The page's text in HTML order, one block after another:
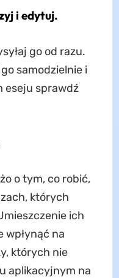
i edytuj.
go od razu.
samodzielnie i
eseju sprawdź
o tym, co robić,
których
ich
wpłynąć na
których nie
aplikacyjnym na